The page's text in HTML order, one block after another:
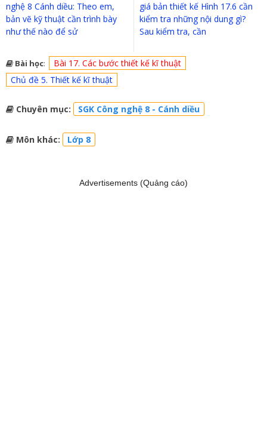
nghệ 8 Cánh diều: Theo em,
bản vẽ kỹ thuật cần trình bày
như thế nào để sử
giá bản thiết kế Hình 17.6 cần
kiểm tra những nội dung gì?
Sau kiểm tra, cần
Bài học:
Bài 17. Các bước thiết kế kĩ thuật
Chủ đề 5. Thiết kế kĩ thuật
Chuyên mục: SGK Công nghệ 8 - Cánh diều
Môn khác: Lớp 8
Advertisements (Quảng cáo)